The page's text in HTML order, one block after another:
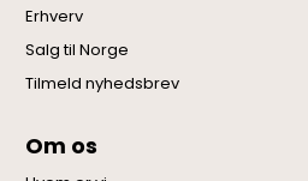
Erhverv
Salg til Norge
Tilmeld nyhedsbrev
Om os